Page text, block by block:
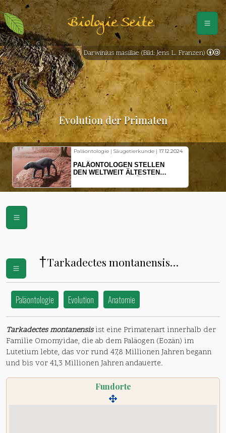
Biologie Seite
Evolution der Primaten
Paläontologie | Säugetierkunde | 17.12.2024
PALÄONTOLOGEN STELLEN
DEN WELTWEIT ÄLTESTEN
VOR
Darwinius masillae (Bild: Jens L. Franzen)
†Tarkadectes montanensis
Paläontologie Evolution Anatomie
Tarkadectes montanensisist eine Primatenart innerhalb der
Familie Omomyidae, die ab dem Paläogen (Eozän) im
Lutetium lebte, das vor rund 47,8 Millionen Jahren begann
und bis vor 41,3 Millionen Jahren andauerte.
Fundorte